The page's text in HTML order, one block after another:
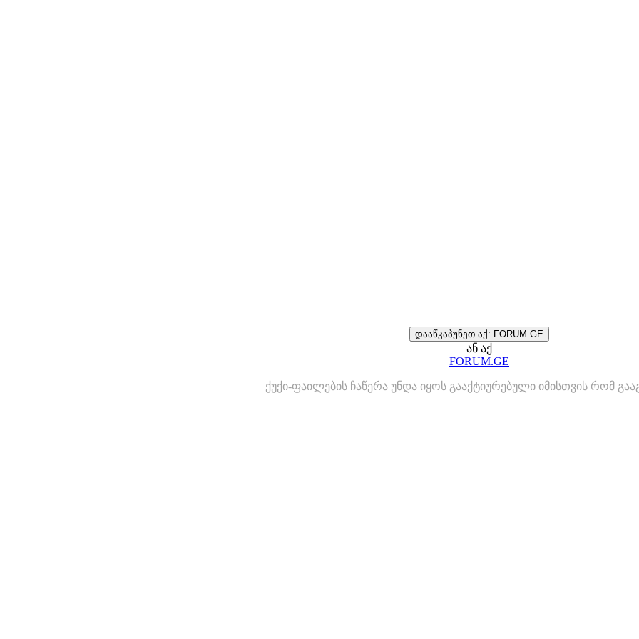
დააწკაპუნეთ აქ: FORUM.GE
ან აქ
FORUM.GE
ქუქი-ფაილების ჩაწერა უნდა იყოს გააქტიურებული იმისთვის რომ